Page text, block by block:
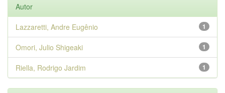
Autor
1
Lazzaretti, Andre Eugênio
1
Omori, Julio Shigeaki
1
Riella, Rodrigo Jardim